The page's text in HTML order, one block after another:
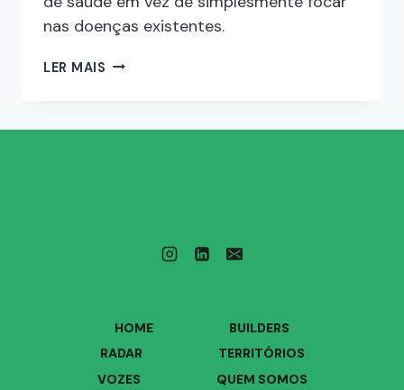
nas doenças existentes.
LER MAIS
HOME
BUILDERS
RADAR
TERRITÓRIOS
VOZES
QUEM SOMOS